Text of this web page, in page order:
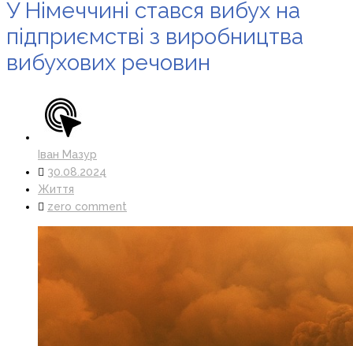
У Німеччині стався вибух на
підприємстві з виробництва
вибухових речовин
Іван Мазур
30.08.2024
Життя
zero comment